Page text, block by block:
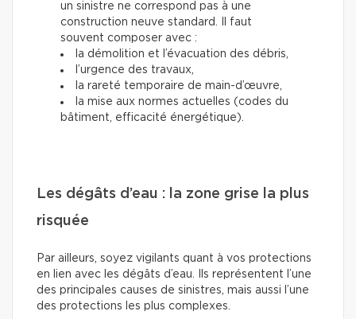
un sinistre ne correspond pas à une
construction neuve standard. Il faut
souvent composer avec :
la démolition et l’évacuation des débris,
l’urgence des travaux,
la rareté temporaire de main-d’œuvre,
la mise aux normes actuelles (codes du
bâtiment, efficacité énergétique).
Les dégâts d’eau : la zone grise la plus
risquée
Par ailleurs, soyez vigilants quant à vos protections
en lien avec les dégâts d’eau. Ils représentent l’une
des principales causes de sinistres, mais aussi l’une
des protections les plus complexes.